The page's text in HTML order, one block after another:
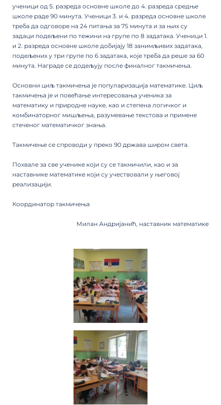
ученици од 5. разреда основне школе до 4. разреда средње
школе раде 90 минута. Ученици 3. и 4. разреда основне школе
треба да одговоре на 24 питања за 75 минута и за њих су
задаци подељени по тежини на групе пo 8 задатака. Ученици 1.
и 2. разреда основне школе добијају 18 занимљивих задатака,
подељених у три групе по 6 задатака, које треба да реше за 60
минута. Награде се додељују после финалног такмичења.
Основни циљ такмичења је популаризација математике. Циљ
такмичења је и повећање интересовања ученика за
математику и природне науке, као и степена логичког и
комбинаторног мишљења, разумевање текстова и примене
стеченог математичког знања.
Такмичење се спровoди у преко 90 држава широм света.
Похвале за све ученике који су се такмичили, као и за
наставнике математике који су учествовали у његовој
реализацији.
Координатор такмичењa
Милан Андријанић, наставник математике